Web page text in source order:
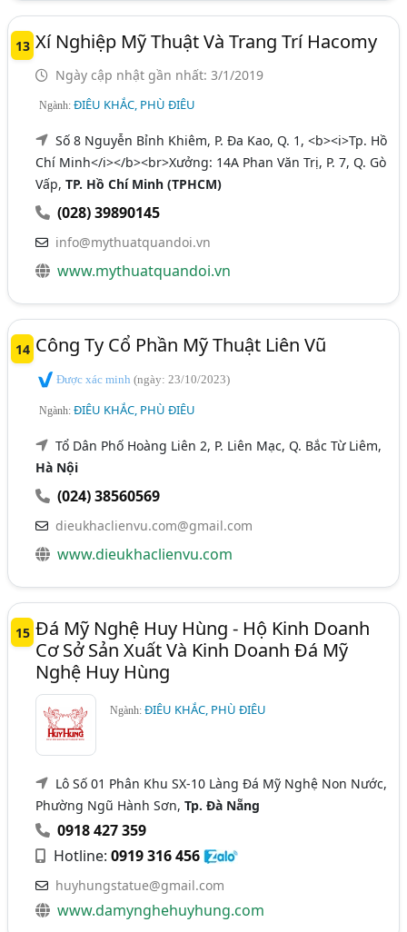
13 Xí Nghiệp Mỹ Thuật Và Trang Trí Hacomy
Ngày cập nhật gần nhất: 3/1/2019
Ngành:ĐIÊU KHẮC, PHÙ ĐIÊU
Số 8 Nguyễn Bỉnh Khiêm, P. Đa Kao, Q. 1, <b><i>Tp. Hồ
Chí Minh</i></b><br>Xưởng: 14A Phan Văn Trị, P. 7, Q. Gò
Vấp,TP. Hồ Chí Minh (TPHCM)
(028) 39890145
info@mythuatquandoi.vn
www.mythuatquandoi.vn
14 Công Ty Cổ Phần Mỹ Thuật Liên Vũ
Được xác minh(ngày: 23/10/2023)
Ngành:ĐIÊU KHẮC, PHÙ ĐIÊU
Tổ Dân Phố Hoàng Liên 2, P. Liên Mạc, Q. Bắc Từ Liêm,
Hà Nội
(024) 38560569
dieukhaclienvu.com@gmail.com
www.dieukhaclienvu.com
15 Đá Mỹ Nghệ Huy Hùng - Hộ Kinh Doanh
Cơ Sở Sản Xuất Và Kinh Doanh Đá Mỹ
Nghệ Huy Hùng
Ngành:ĐIÊU KHẮC, PHÙ ĐIÊU
Lô Số 01 Phân Khu SX-10 Làng Đá Mỹ Nghệ Non Nước,
Phường Ngũ Hành Sơn,Tp. Đà Nẵng
0918 427 359
Hotline:0919 316 456
huyhungstatue@gmail.com
www.damynghehuyhung.com